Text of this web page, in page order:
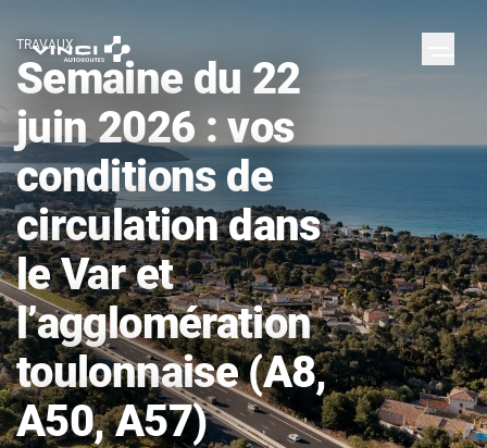
TRAVAUX
Semaine du 22
juin 2026 : vos
conditions de
circulation dans
le Var et
l’agglomération
toulonnaise (A8,
A50, A57)